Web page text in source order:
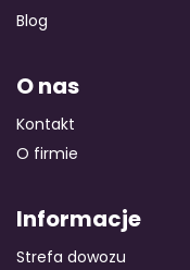
Blog
O nas
Kontakt
O firmie
Informacje
Strefa dowozu